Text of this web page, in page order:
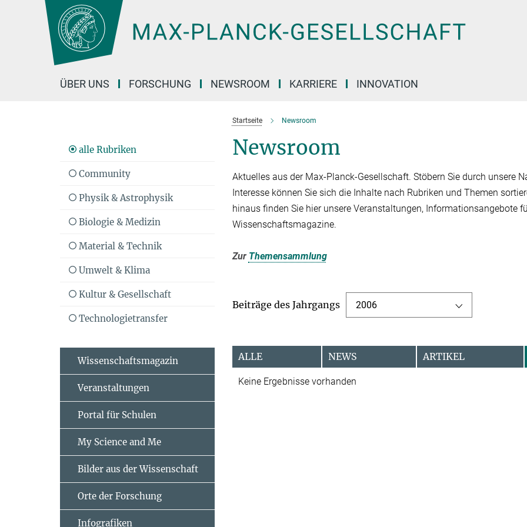
Hauptinhalt
ÜBER UNS FORSCHUNG NEWSROOM KARRIERE INNOVATION
Startseite Newsroom
Newsroom
Aktuelles aus der Max-Planck-Gesellschaft. Stöbern Sie durch unsere
Interesse können Sie sich die Inhalte nach Rubriken und Themen
hinaus finden Sie hier unsere Veranstaltungen, Informationsangebote
Wissenschaftsmagazine.
Zur Themensammlung
Beiträge des Jahrgangs 2006
ALLE NEWS ARTIKEL
Keine Ergebnisse vorhanden
alle Rubriken
Community
Physik & Astrophysik
Biologie & Medizin
Material & Technik
Umwelt & Klima
Kultur & Gesellschaft
Technologietransfer
Wissenschaftsmagazin
Veranstaltungen
Portal für Schulen
My Science and Me
Bilder aus der Wissenschaft
Orte der Forschung
Infografiken